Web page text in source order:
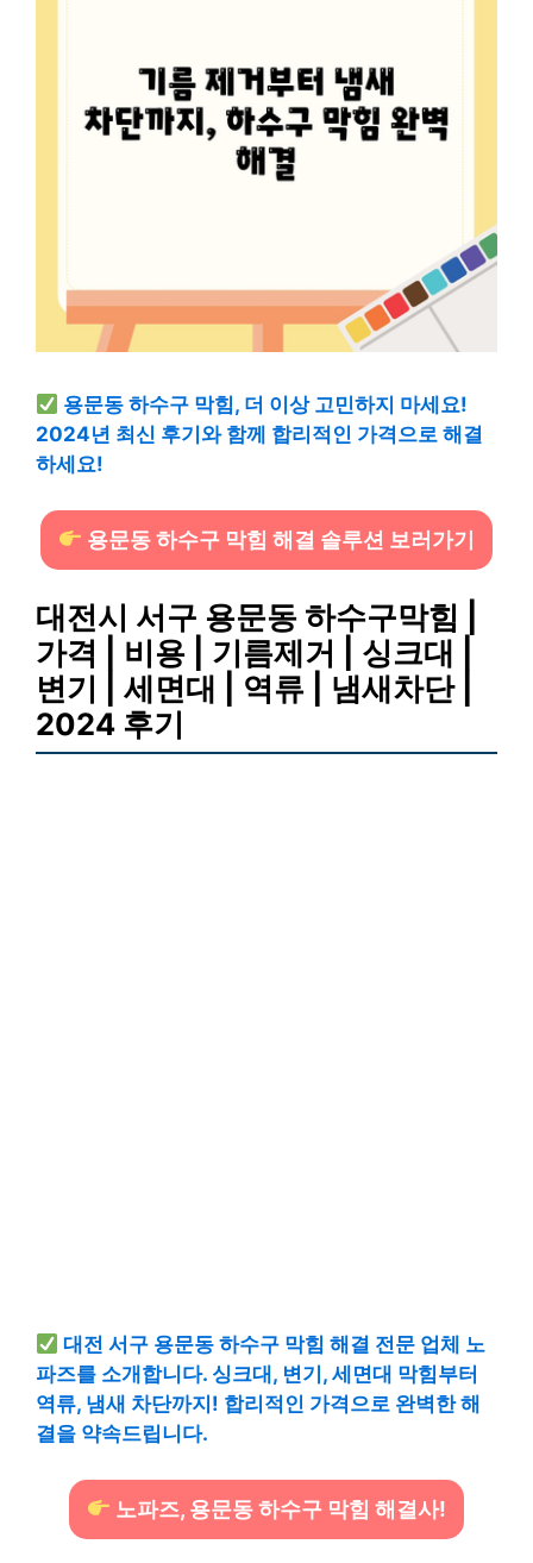
용문동 하수구 막힘, 더 이상 고민하지 마세요!
2024년 최신 후기와 함께 합리적인 가격으로 해결
하세요!
용문동 하수구 막힘 해결 솔루션 보러가기
대전시 서구 용문동 하수구막힘 |
가격 | 비용 | 기름제거 | 싱크대 |
변기 | 세면대 | 역류 | 냄새차단 |
2024 후기
대전 서구 용문동 하수구 막힘 해결 전문 업체 노
파즈를 소개합니다. 싱크대, 변기, 세면대 막힘부터
역류, 냄새 차단까지! 합리적인 가격으로 완벽한 해
결을 약속드립니다.
노파즈, 용문동 하수구 막힘 해결사!